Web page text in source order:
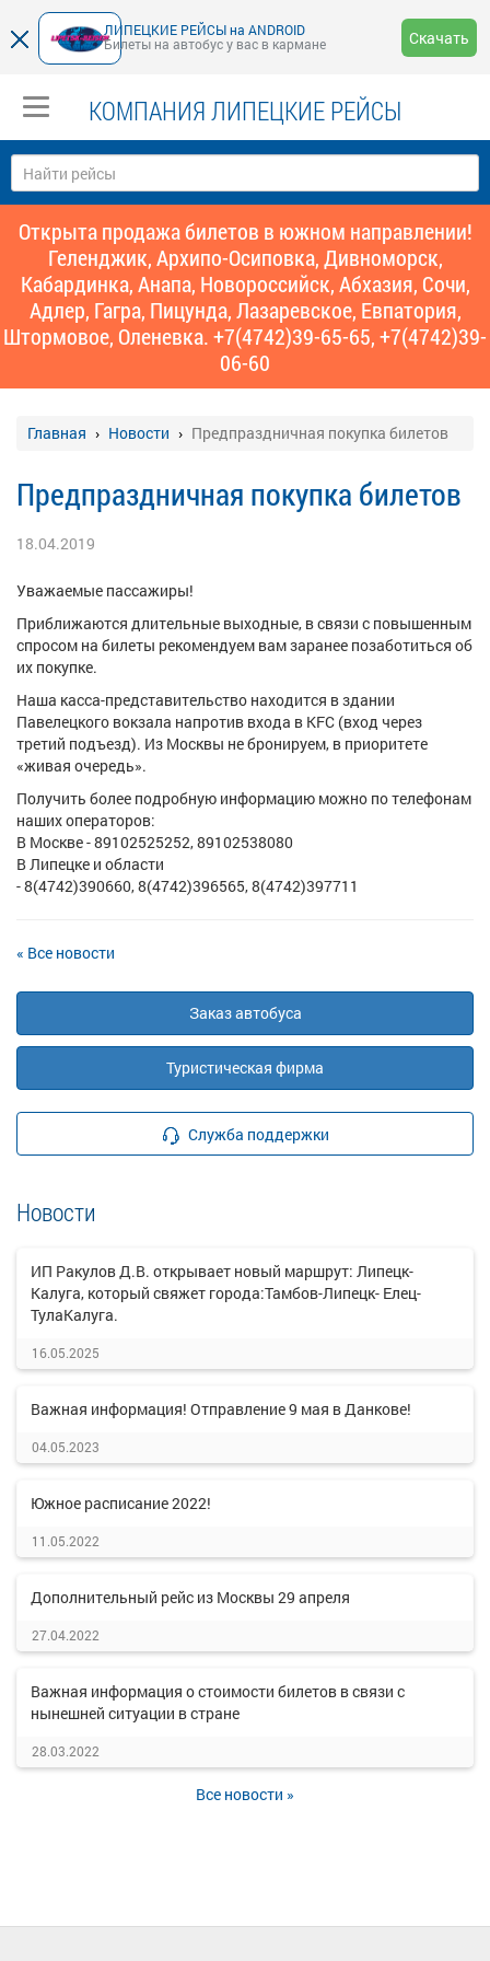
ЛИПЕЦКИЕ РЕЙСЫ на ANDROID
Билеты на автобус у вас в кармане
Скачать
КОМПАНИЯ ЛИПЕЦКИЕ РЕЙСЫ
Открыта продажа билетов в южном направлении!
Геленджик, Архипо-Осиповка, Дивноморск,
Кабардинка, Анапа, Новороссийск, Абхазия, Сочи,
Адлер, Гагра, Пицунда, Лазаревское, Евпатория,
Штормовое, Оленевка. +7(4742)39-65-65, +7(4742)39-
06-60
Главная Новости Предпраздничная покупка билетов
Предпраздничная покупка билетов
18.04.2019
Уважаемые пассажиры!
Приближаются длительные выходные, в связи с повышенным
спросом на билеты рекомендуем вам заранее позаботиться об
их покупке.
Наша касса-представительство находится в здании
Павелецкого вокзала напротив входа в KFC (вход через
третий подъезд). Из Москвы не бронируем, в приоритете
«живая очередь».
Получить более подробную информацию можно по телефонам
наших операторов:
В Москве -89102525252,89102538080
В Липецке и области
-8(4742)390660,8(4742)396565,8(4742)397711
« Все новости
Заказ автобуса
Туристическая фирма
Служба поддержки
Новости
ИП Ракулов Д.В. открывает новый маршрут: Липецк-
Калуга, который свяжет города:Тамбов-Липецк- Елец-
ТулаКалуга.
16.05.2025
Важная информация! Отправление 9 мая в Данкове!
04.05.2023
Южное расписание 2022!
11.05.2022
Дополнительный рейс из Москвы 29 апреля
27.04.2022
Важная информация о стоимости билетов в связи с
нынешней ситуации в стране
28.03.2022
Все новости »